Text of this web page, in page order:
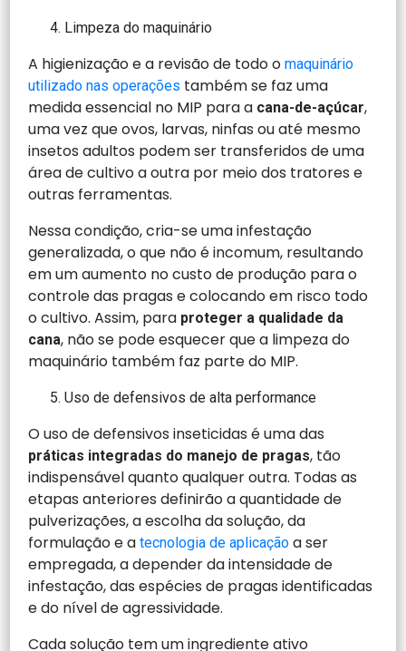
Limpeza do maquinário
A higienização e a revisão de todo omaquinário
utilizado nas operações também se faz uma
medida essencial no MIP para a cana-de-açúcar,
uma vez que ovos, larvas, ninfas ou até mesmo
insetos adultos podem ser transferidos de uma
área de cultivo a outra por meio dos tratores e
outras ferramentas.
Nessa condição, cria-se uma infestação
generalizada, o que não é incomum, resultando
em um aumento no custo de produção para o
controle das pragas e colocando em risco todo
o cultivo. Assim, para proteger a qualidade da
cana, não se pode esquecer que a limpeza do
maquinário também faz parte do MIP.
Uso de defensivos de alta performance
O uso de defensivos inseticidas é uma das
práticas integradas do manejo de pragas, tão
indispensável quanto qualquer outra. Todas as
etapas anteriores definirão a quantidade de
pulverizações, a escolha da solução, da
formulação e atecnologia de aplicação a ser
empregada, a depender da intensidade de
infestação, das espécies de pragas identificadas
e do nível de agressividade.
Cada solução tem um ingrediente ativo